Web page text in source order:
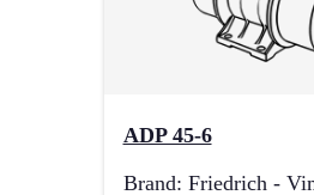
ADP 45-6
Brand: Friedrich -